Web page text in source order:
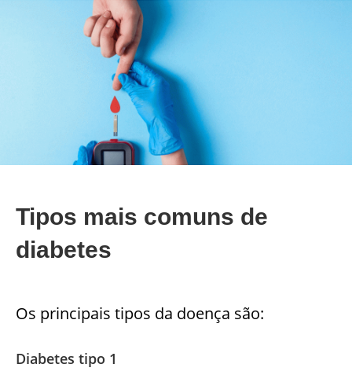
Tipos mais comuns de
diabetes
Os principais tipos da doença são:
Diabetes tipo 1